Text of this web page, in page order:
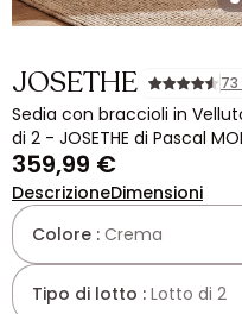
JOSETHE
Sedia con braccioli in
di 2 - JOSETHE di Pascal
359,99 €
DescrizioneDimensioni
Colore : Crema
Tipo di lotto : Lotto di 2